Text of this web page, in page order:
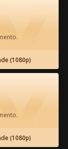
(1080p)
(1080p)